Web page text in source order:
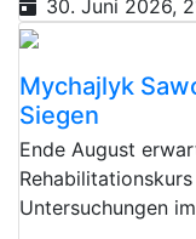
30. Juni 2026,
Mychajlyk
Siegen
Ende August
Untersuchungen